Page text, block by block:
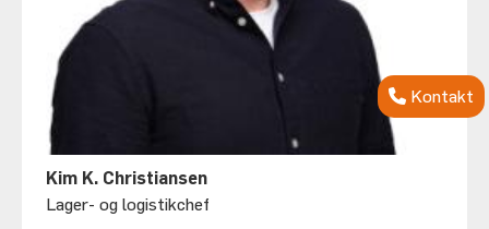
Kontakt
Kim K. Christiansen
Lager- og logistikchef